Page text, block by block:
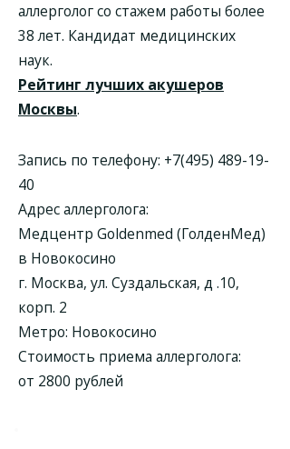
аллерголог со стажем работы более
38 лет. Кандидат медицинских
наук.
Рейтинг лучших акушеров
Москвы.
Запись по телефону: +7(495) 489-19-
40
Адрес аллерголога:
Медцентр Goldenmed (ГолденМед)
в Новокосино
г. Москва, ул. Суздальская, д .10,
корп. 2
Метро: Новокосино
Стоимость приема аллерголога:
от 2800 рублей